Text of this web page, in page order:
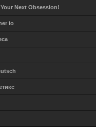
Next Obsession!
io